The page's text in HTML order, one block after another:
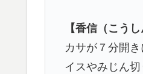
【香信（こうし
カサが７分開
イスやみじん